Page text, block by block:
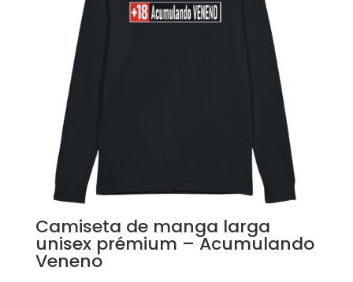
Camiseta de manga larga
unisex prémium – Acumulando
Veneno